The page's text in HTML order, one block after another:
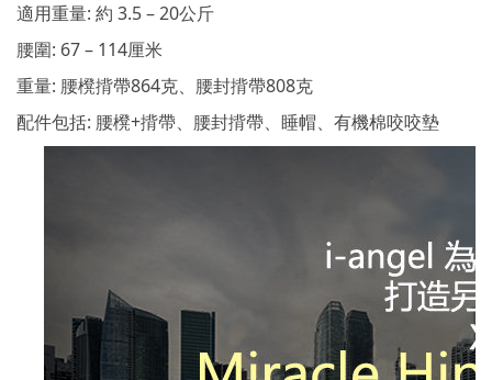
適用重量: 約 3.5 – 20公斤
腰圍: 67 – 114厘米
重量: 腰櫈揹帶864克、腰封揹帶808克
配件包括: 腰櫈+揹帶、腰封揹帶、睡帽、有機棉咬咬墊